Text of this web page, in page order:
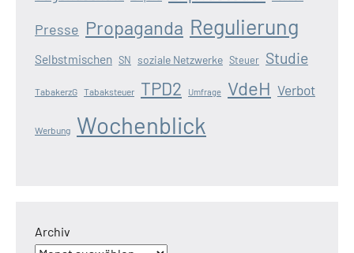
Presse Propaganda Regulierung
Selbstmischen SN soziale Netzwerke Steuer Studie
TabakerzG Tabaksteuer TPD2 Umfrage VdeH Verbot
Werbung Wochenblick
Archiv